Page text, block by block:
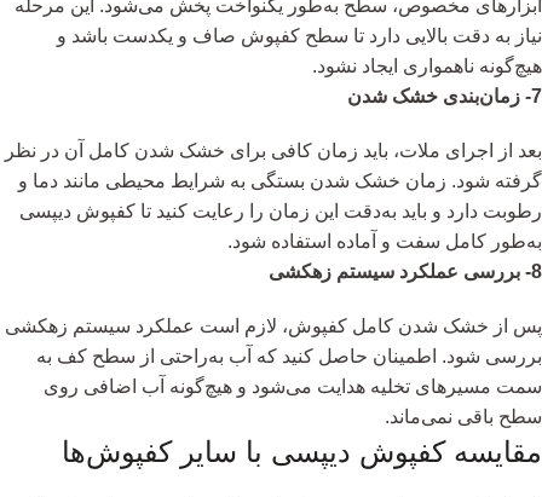
ابزارهای مخصوص، سطح به‌طور یکنواخت پخش می‌شود. این مرحله
نیاز به دقت بالایی دارد تا سطح کفپوش صاف و یکدست باشد و
هیچ‌گونه ناهمواری ایجاد نشود.
7- زمان‌بندی خشک شدن
بعد از اجرای ملات، باید زمان کافی برای خشک شدن کامل آن در نظر
گرفته شود. زمان خشک شدن بستگی به شرایط محیطی مانند دما و
رطوبت دارد و باید به‌دقت این زمان را رعایت کنید تا کفپوش دیپسی
به‌طور کامل سفت و آماده استفاده شود.
8- بررسی عملکرد سیستم زهکشی
پس از خشک شدن کامل کفپوش، لازم است عملکرد سیستم زهکشی
بررسی شود. اطمینان حاصل کنید که آب به‌راحتی از سطح کف به
سمت مسیرهای تخلیه هدایت می‌شود و هیچ‌گونه آب اضافی روی
سطح باقی نمی‌ماند.
مقایسه کفپوش دیپسی با سایر کفپوش‌ها